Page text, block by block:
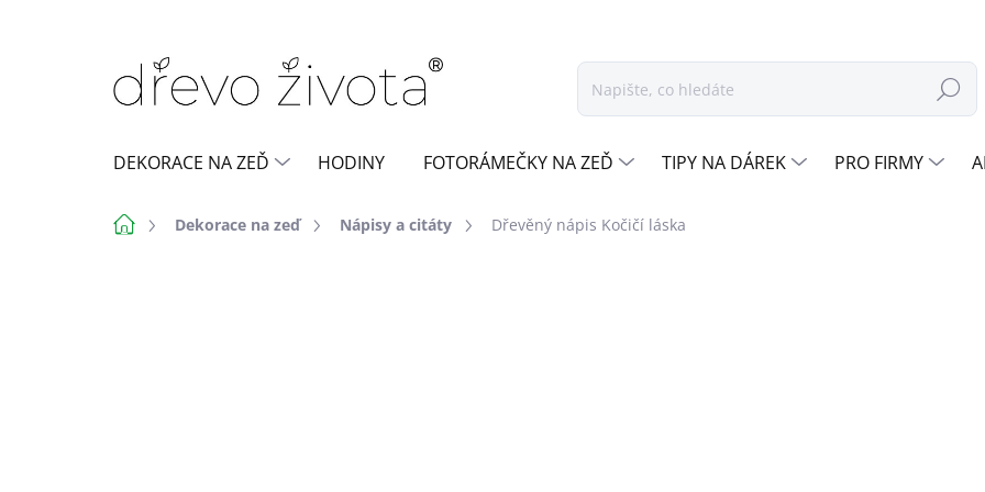
Hledat
DEKORACE NA ZEĎ HODINY FOTORÁMEČKY NA ZEĎ TIPY NA DÁREK PRO FIRMY
DomůDekorace na zeď Nápisy a citáty Dřevěný nápis Kočičí láska